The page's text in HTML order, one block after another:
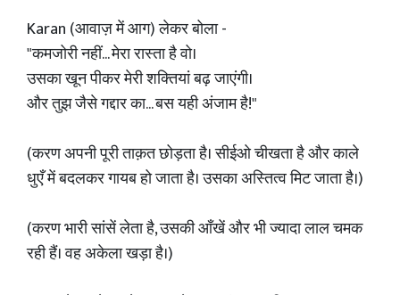
Karan (आवाज़ में आग) लेकर बोला -
"कमजोरी नहीं... मेरा रास्ता है वो।
उसका खून पीकर मेरी शक्तियां बढ़ जाएंगी।
और तुझ जैसे गद्दार का... बस यही अंजाम है!"
(करण अपनी पूरी ताक़त छोड़ता है। सीईओ चीखता है और काले
धुएँ में बदलकर गायब हो जाता है। उसका अस्तित्व मिट जाता है।)
(करण भारी सांसें लेता है, उसकी आँखें और भी ज्यादा लाल चमक
रही हैं। वह अकेला खड़ा है।)